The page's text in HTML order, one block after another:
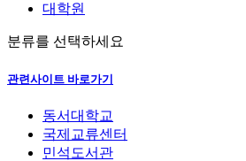
대학원
분류를 선택하세요
관련사이트 바로가기
동서대학교
국제교류센터
민석도서관